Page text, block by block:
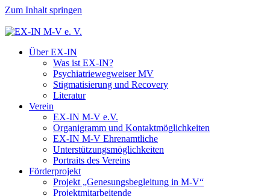
Zum Inhalt springen
Über EX-IN
Was ist EX-IN?
Psychiatriewegweiser MV
Stigmatisierung und Recovery
Literatur
Verein
EX-IN M-V e.V.
Organigramm und Kontaktmöglichkeiten
EX-IN M-V Ehrenamtliche
Unterstützungsmöglichkeiten
Portraits des Vereins
Förderprojekt
Projekt „Genesungsbegleitung in M-V“
Projektmitarbeitende